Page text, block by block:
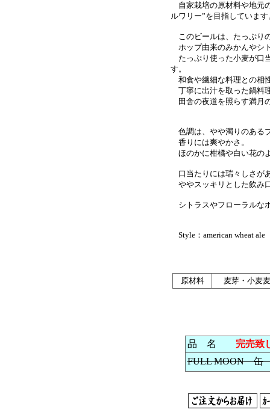
自家栽培の原材料や地元
ルワリー”を目指しています
このビールは、たっぷり
ホップ由来のみかんやシ
たっぷり使った小麦が口
す。
和食や繊細な料理との相
丁寧に出汁を取った鍋料
田舎の夜道を照らす満月
色調は、やや濁りのある
香りには爽やかさ。
ほのかに柑橘や白い花の
口当たりには瑞々しさが
ややスッキリとした飲み
シトラスやフローラルな
Style：american wheat ale
原材料 麦芽・小麦
品 名 完売致
FULL MOON 缶